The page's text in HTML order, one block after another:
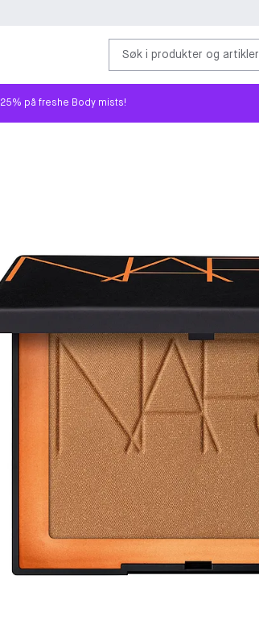
Søk i produkter og artikler
25% på freshe Body mists!